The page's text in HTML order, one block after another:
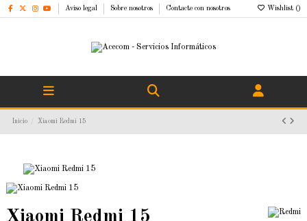
Aviso legal Sobre nosotros Contacte con nosotros Wishlist ( )
Inicio Xiaomi Redmi 15